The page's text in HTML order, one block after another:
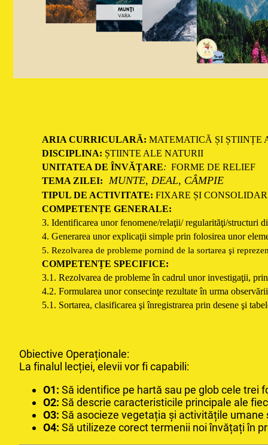
ARIA CURRICULARĂ:MATEMATICĂ ȘI ȘTIINȚE
DISCIPLINA: ȘTIINTE ALE NATURII
UNITATEA DE ÎNVĂȚARE:FORME DE RELIEF
TEMA ZILEI:
MUNTE, DEAL, CÂMPIE
TIPUL DE ACTIVITATE:FIXARE ȘI
COMPETENȚE GENERALE:
3. Identificarea unor fenomene/relaţii/ regularităţi/structuri
4. Generarea unor explicaţii simple prin folosirea unor
5. Rezolvarea de probleme pornind de la sortarea şi
COMPETENȚE SPECIFICE:
3.1. Rezolvarea de probleme în cadrul unor investigaţii,
4.2. Formularea unor consecinţe rezultate în urma
5.1. Sortarea, clasificarea şi înregistrarea prin desene şi
Obiective Operaționale:
La finalul lecției, elevii vor fi capabili:
O1: Să identifice pe hartă sau pe glob cele trei
O2: Să descrie caracteristicile principale ale
O3: Să asocieze vegetația și activitățile
O4: Să utilizeze corect termenii noi învățați în